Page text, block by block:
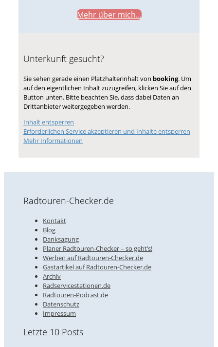
Mehr über mich...
Unterkunft gesucht?
Sie sehen gerade einen Platzhalterinhalt von booking. Um
auf den eigentlichen Inhalt zuzugreifen, klicken Sie auf den
Button unten. Bitte beachten Sie, dass dabei Daten an
Drittanbieter weitergegeben werden.
Inhalt entsperren
Erforderlichen Service akzeptieren und Inhalte entsperren
Mehr Informationen
Radtouren-Checker.de
Kontakt
Blog
Danksagung
Planer Radtouren-Checker – so geht’s!
Werben auf Radtouren-Checker.de
Gastartikel auf Radtouren-Checker.de
Archiv
Radservicestationen.de
Radtouren-Podcast.de
Datenschutz
Impressum
Letzte 10 Posts